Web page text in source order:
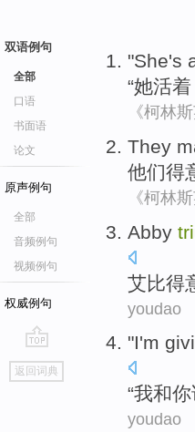
双语例句
全部
口语
书面语
论文
原声例句
全部
音频例句
视频例句
权威例句
go
top
返回词典
"She's
“她活着
《柯林
They
他们得
《柯林
Abby
艾比得
youdao
"I'm
“我和你
youdao